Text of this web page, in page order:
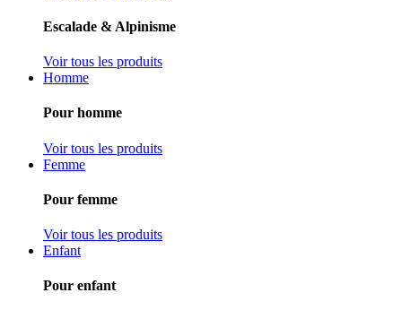
Escalade & Alpinisme
Voir tous les produits
Homme
Pour homme
Voir tous les produits
Femme
Pour femme
Voir tous les produits
Enfant
Pour enfant